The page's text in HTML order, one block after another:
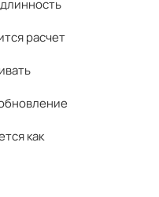
расчет
как